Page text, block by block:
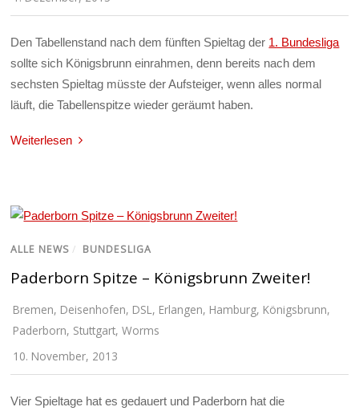
Den Tabellenstand nach dem fünften Spieltag der 1. Bundesliga
sollte sich Königsbrunn einrahmen, denn bereits nach dem
sechsten Spieltag müsste der Aufsteiger, wenn alles normal
läuft, die Tabellenspitze wieder geräumt haben.
Weiterlesen
ALLE NEWS / BUNDESLIGA
Paderborn Spitze – Königsbrunn Zweiter!
Bremen, Deisenhofen, DSL , Erlangen, Hamburg, Königsbrunn,
Paderborn, Stuttgart,Worms
10. November, 2013
Vier Spieltage hat es gedauert und Paderborn hat die